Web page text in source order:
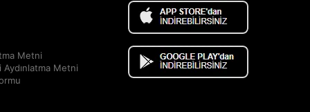
Metni
Metni